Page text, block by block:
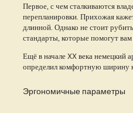
Первое, с чем сталкиваются
перепланировки. Прихожая
длинной. Однако не стоит
стандарты, которые помогут
Ещё в начале XX века немецкий
определил комфортную ширину
Эргономичные параметры